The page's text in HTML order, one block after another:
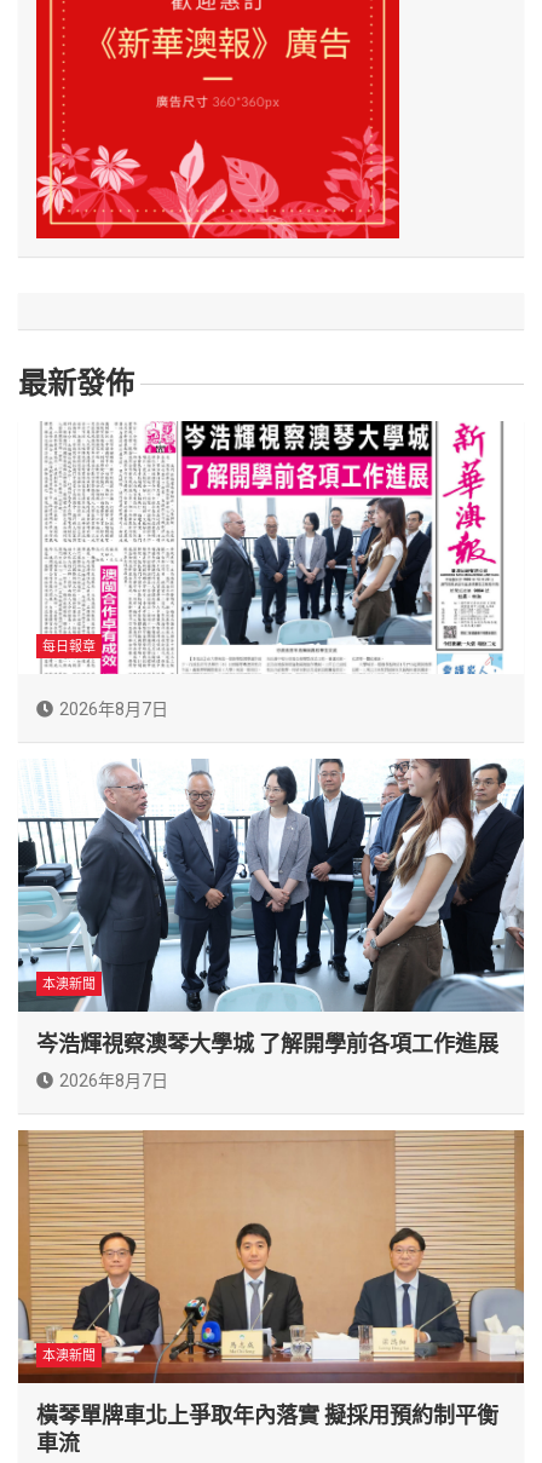
最新發佈
每日報章
2026年8月7日
本澳新聞
岑浩輝視察澳琴大學城 了解開學前各項工作進展
2026年8月7日
本澳新聞
橫琴單牌車北上爭取年內落實 擬採用預約制平衡
車流